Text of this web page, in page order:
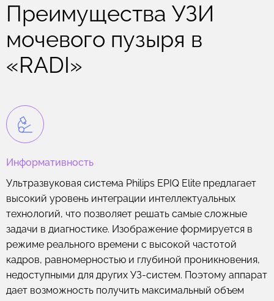
Преимущества УЗИ
мочевого пузыря в
«RADI»
Информативность
Ультразвуковая система Philips EPIQ Elite предлагает
высокий уровень интеграции интеллектуальных
технологий, что позволяет решать самые сложные
задачи в диагностике. Изображение формируется в
режиме реального времени с высокой частотой
кадров, равномерностью и глубиной проникновения,
недоступными для других УЗ-систем. Поэтому аппарат
дает возможность получить максимальный объем